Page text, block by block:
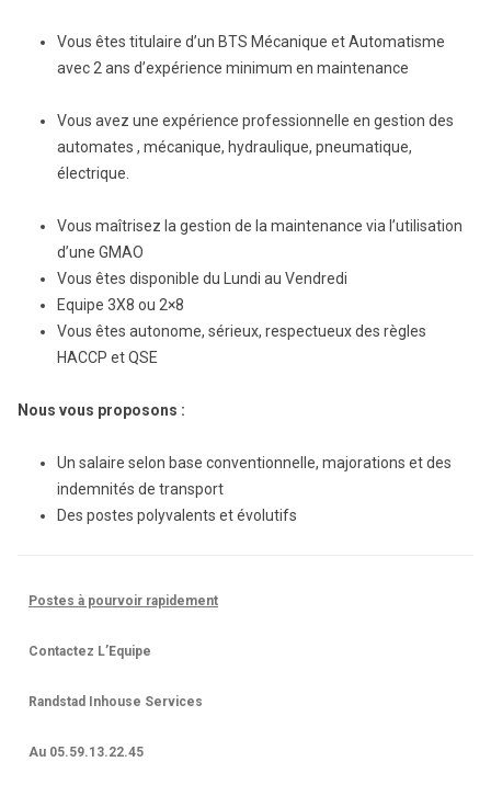
Vous êtes titulaire d’un BTS Mécanique et Automatisme
avec 2 ans d’expérience minimum en maintenance
Vous avez une expérience professionnelle en gestion des
automates , mécanique, hydraulique, pneumatique,
électrique.
Vous maîtrisez la gestion de la maintenance via l’utilisation
d’une GMAO
Vous êtes disponible du Lundi au Vendredi
Equipe 3X8 ou 2×8
Vous êtes autonome, sérieux, respectueux des règles
HACCP et QSE
Nous vous proposons :
Un salaire selon base conventionnelle, majorations et des
indemnités de transport
Des postes polyvalents et évolutifs
Postes à pourvoir rapidement
Contactez L’Equipe
Randstad Inhouse Services
Au 05.59.13.22.45